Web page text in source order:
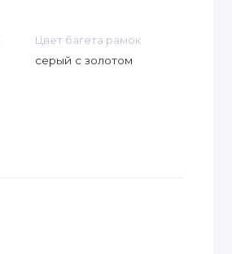
Цвет багета рамок
серый с золотом